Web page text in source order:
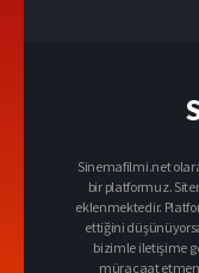
Sinemafilmi.net
bir platformuz.
eklenmektedir.
ettiğini
bizimle iletişime
müracaat